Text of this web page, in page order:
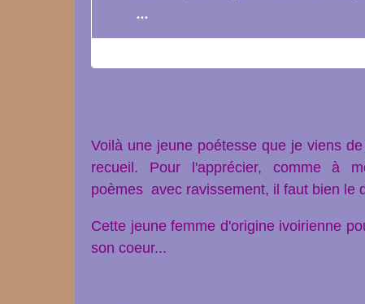
...
Voilà une jeune poétesse que je viens
recueil. Pour l'apprécier, comme à
poèmes avec ravissement, il faut bien le
Cette jeune femme d'origine ivoirienne
son coeur...